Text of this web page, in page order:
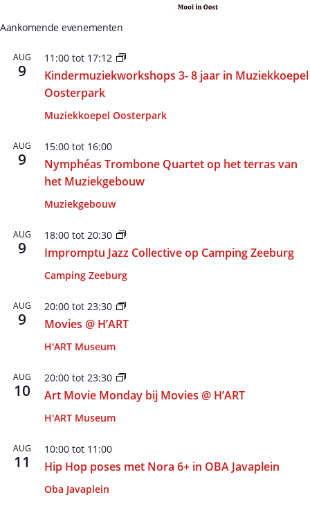
Aankomende evenementen
AUG
9
11:00 tot 17:12
Kindermuziekworkshops 3- 8 jaar in Muziekkoepel
Oosterpark
Muziekkoepel Oosterpark
AUG
9
15:00 tot 16:00
Nymphéas Trombone Quartet op het terras van
het Muziekgebouw
Muziekgebouw
AUG
9
18:00 tot 20:30
Impromptu Jazz Collective op Camping Zeeburg
Camping Zeeburg
AUG
9
20:00 tot 23:30
Movies @ H’ART
H'ART Museum
AUG
10
20:00 tot 23:30
Art Movie Monday bij Movies @ H’ART
H'ART Museum
AUG
11
10:00 tot 11:00
Hip Hop poses met Nora 6+ in OBA Javaplein
Oba Javaplein